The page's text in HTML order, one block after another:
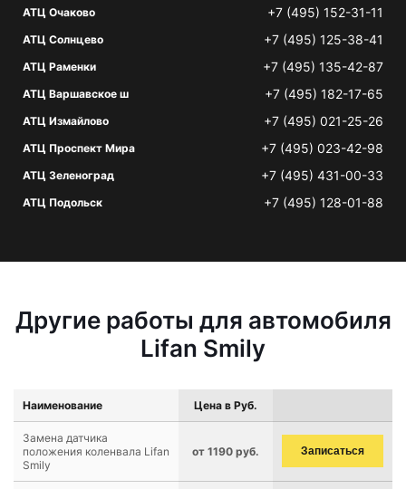
АТЦ Очаково +7 (495) 152-31-11
АТЦ Солнцево +7 (495) 125-38-41
АТЦ Раменки +7 (495) 135-42-87
АТЦ Варшавское ш +7 (495) 182-17-65
АТЦ Измайлово +7 (495) 021-25-26
АТЦ Проспект Мира +7 (495) 023-42-98
АТЦ Зеленоград +7 (495) 431-00-33
АТЦ Подольск +7 (495) 128-01-88
Другие работы для автомобиля
Lifan Smily
Наименование Цена в Руб.
Замена датчика
положения коленвала Lifan
Smily
от 1190 руб. Записаться